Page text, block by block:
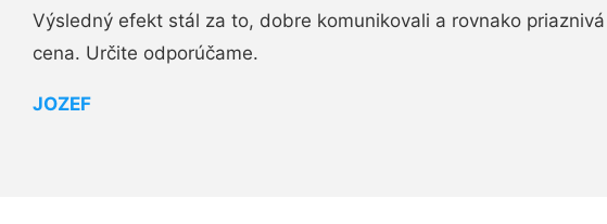
Výsledný efekt stál za to, dobre komunikovali a rovnako
cena. Určite odporúčame.
JOZEF